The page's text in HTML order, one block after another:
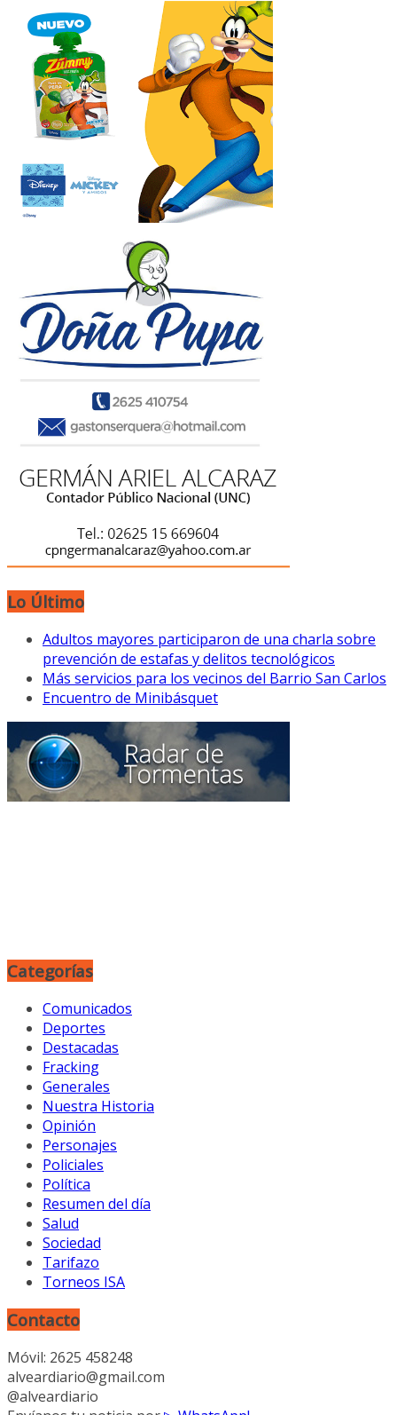
Lo Último
Adultos mayores participaron de una charla sobre
prevención de estafas y delitos tecnológicos
Más servicios para los vecinos del Barrio San Carlos
Encuentro de Minibásquet
Categorías
Comunicados
Deportes
Destacadas
Fracking
Generales
Nuestra Historia
Opinión
Personajes
Policiales
Política
Resumen del día
Salud
Sociedad
Tarifazo
Torneos ISA
Contacto
Móvil: 2625 458248
alveardiario@gmail.com
@alveardiario